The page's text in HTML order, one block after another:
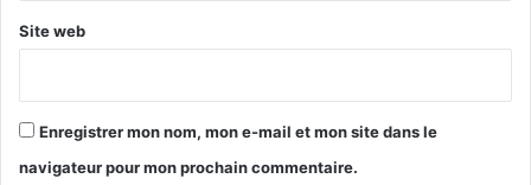
Site web
Enregistrer mon nom, mon e-mail et mon site dans le
navigateur pour mon prochain commentaire.